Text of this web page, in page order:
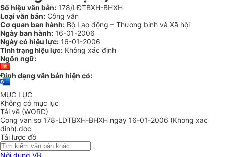
Số hiệu văn bản: 178/LĐTBXH-BHXH
Loại văn bản: Công văn
Cơ quan ban hành: Bộ Lao động – Thương binh và Xã hội
Ngày ban hành: 16-01-2006
Ngày có hiệu lực: 16-01-2006
Tình trạng hiệu lực: Không xác định
Ngôn ngữ:
Định dạng văn bản hiện có:
MỤC LỤC
Không có mục lục
Tải về (WORD)
Cong van so 178-LDTBXH-BHXH ngay 16-01-2006 (Khong xac
dinh).doc
Tải lược đồ
Nội dung VB